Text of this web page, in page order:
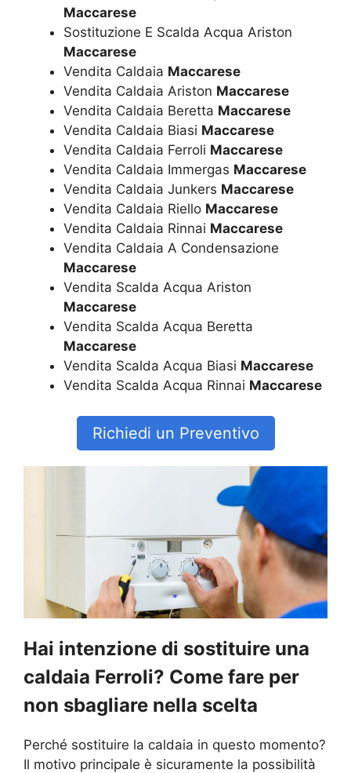
Maccarese
Sostituzione E Scalda Acqua Ariston
Maccarese
Vendita Caldaia Maccarese
Vendita Caldaia Ariston Maccarese
Vendita Caldaia Beretta Maccarese
Vendita Caldaia Biasi Maccarese
Vendita Caldaia Ferroli Maccarese
Vendita Caldaia Immergas Maccarese
Vendita Caldaia Junkers Maccarese
Vendita Caldaia Riello Maccarese
Vendita Caldaia Rinnai Maccarese
Vendita Caldaia A Condensazione
Maccarese
Vendita Scalda Acqua Ariston
Maccarese
Vendita Scalda Acqua Beretta
Maccarese
Vendita Scalda Acqua Biasi Maccarese
Vendita Scalda Acqua Rinnai Maccarese
Richiedi un Preventivo
Hai intenzione di sostituire una
caldaia Ferroli? Come fare per
non sbagliare nella scelta
Perché sostituire la caldaia in questo momento?
Il motivo principale è sicuramente la possibilità